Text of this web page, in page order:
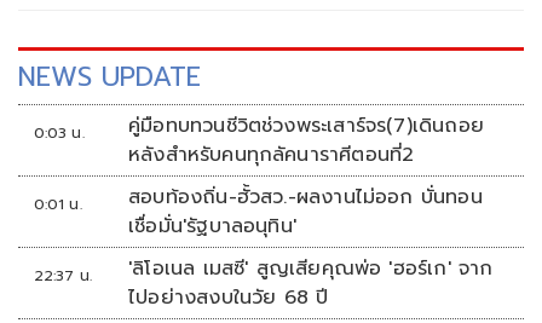
NEWS UPDATE
0:03 น.
คู่มือทบทวนชีวิตช่วงพระเสาร์จร(7)เดินถอย
หลังสำหรับคนทุกลัคนาราศีตอนที่2
0:01 น.
สอบท้องถิ่น-ฮั้วสว.-ผลงานไม่ออก บั่นทอน
เชื่อมั่น'รัฐบาลอนุทิน'
22:37 น.
'ลิโอเนล เมสซี' สูญเสียคุณพ่อ 'ฮอร์เก' จาก
ไปอย่างสงบในวัย 68 ปี